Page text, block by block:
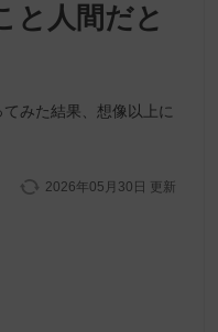
と人間だと
みた結果、想像以上に
2026年05月30日 更新